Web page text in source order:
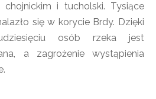
i tucholski. Tysiące
się w korycie Brdy. Dzięki
osób rzeka jest
a zagrożenie wystąpienia